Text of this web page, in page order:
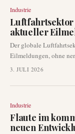
Industrie
Luftfahrtsektor
aktueller
Der globale
Eilmeldungen, ohne
Fluggesellschaften,
mangelt es deutlich an
3. JULI 2026
Industrie
Flaute im
neuen